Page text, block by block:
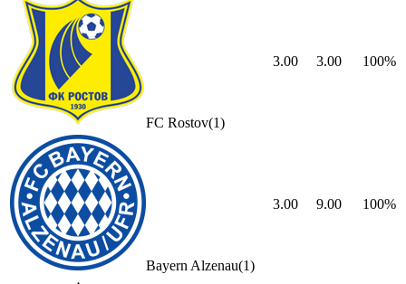
FC Rostov(1)
3.00 3.00 100%
Bayern Alzenau(1)
3.00 9.00 100%